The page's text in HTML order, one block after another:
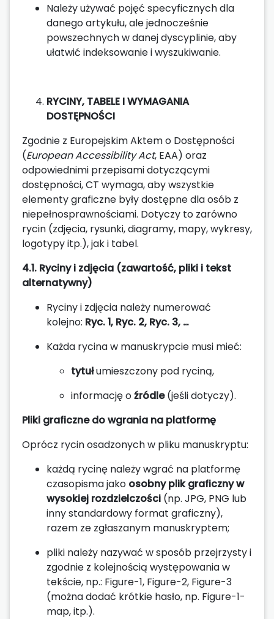
Należy używać pojęć specyficznych dla
danego artykułu, ale jednocześnie
powszechnych w danej dyscyplinie, aby
ułatwić indeksowanie i wyszukiwanie.
RYCINY, TABELE I WYMAGANIA
DOSTĘPNOŚCI
Zgodnie z Europejskim Aktem o Dostępności
(European Accessibility Act, EAA) oraz
odpowiednimi przepisami dotyczącymi
dostępności, CT wymaga, aby wszystkie
elementy graficzne były dostępne dla osób z
niepełnosprawnościami. Dotyczy to zarówno
rycin (zdjęcia, rysunki, diagramy, mapy, wykresy,
logotypy itp.), jak i tabel.
4.1. Ryciny i zdjęcia (zawartość, pliki i tekst
alternatywny)
Ryciny i zdjęcia należy numerować
kolejno: Ryc. 1, Ryc. 2, Ryc. 3, …
Każda rycina w manuskrypcie musi mieć:
tytułumieszczony pod ryciną,
informację oźródle(jeśli dotyczy).
Pliki graficzne do wgrania na platformę
Oprócz rycin osadzonych w pliku manuskryptu:
każdą rycinę należy wgrać na platformę
czasopisma jako osobny plik graficzny w
wysokiej rozdzielczości (np. JPG, PNG lub
inny standardowy format graficzny),
razem ze zgłaszanym manuskryptem;
pliki należy nazywać w sposób przejrzysty i
zgodnie z kolejnością występowania w
tekście, np.: Figure-1, Figure-2, Figure-3
(można dodać krótkie hasło, np. Figure-1-
map, itp.).